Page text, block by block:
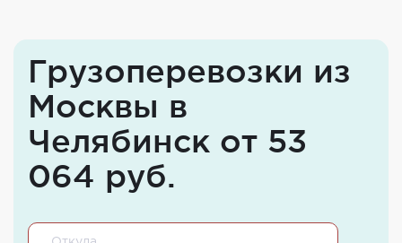
Грузоперевозки из
Москвы в
Челябинск от 53
064 руб.